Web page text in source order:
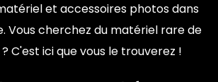
et accessoires photos dans
Vous cherchez du matériel rare de
C'est ici que vous le trouverez !